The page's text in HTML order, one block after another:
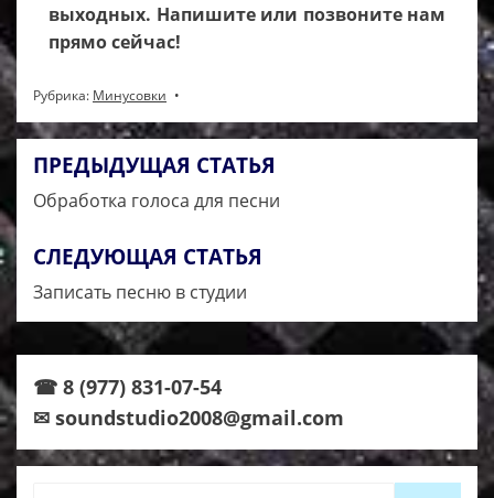
выходных. Напишите или позвоните нам
прямо сейчас!
Рубрика: Минусовки
Навигация
по
записям
ПРЕДЫДУЩАЯ СТАТЬЯ
Обработка голоса для песни
СЛЕДУЮЩАЯ СТАТЬЯ
Записать песню в студии
☎ 8 (977) 831-07-54
✉ soundstudio2008@gmail.com